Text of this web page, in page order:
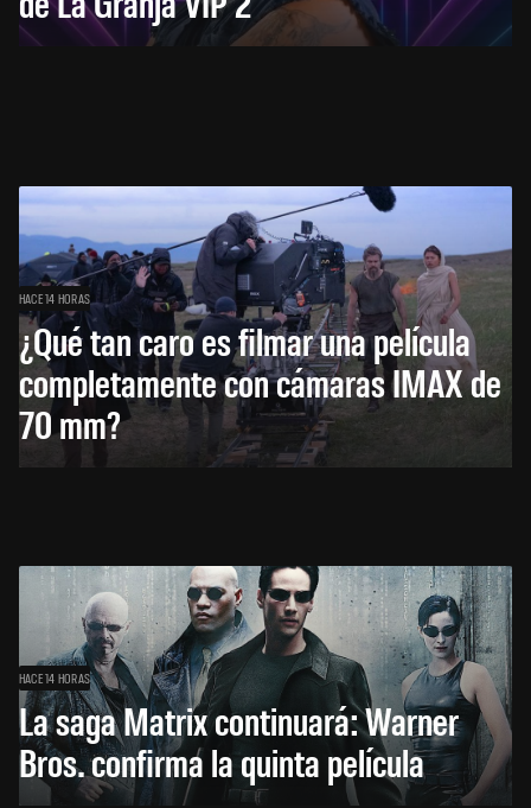
HACE 14 HORAS
¿Qué tan caro es filmar una película
completamente con cámaras IMAX de
70 mm?
HACE 14 HORAS
La saga Matrix continuará: Warner
Bros. confirma la quinta película